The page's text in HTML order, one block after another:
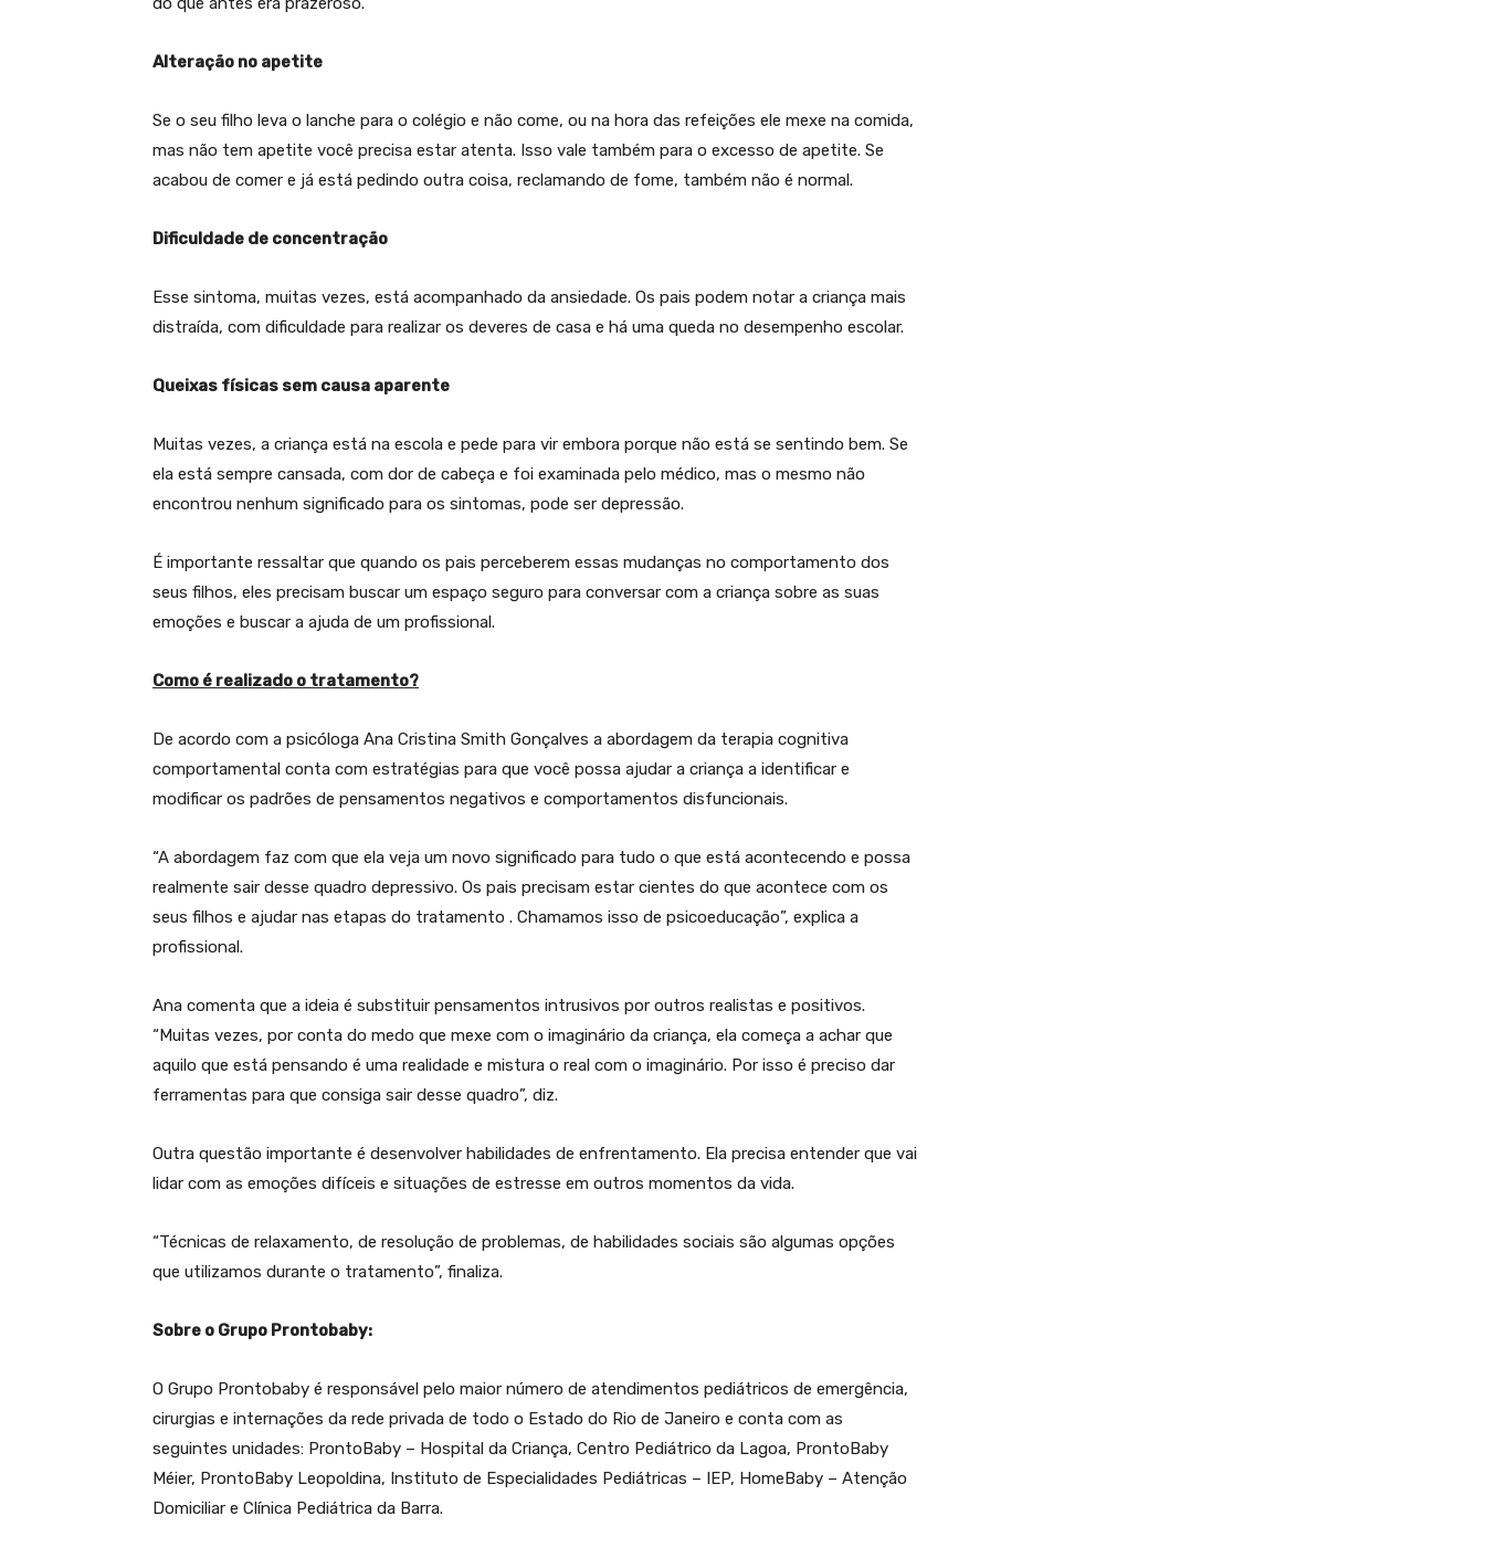
Alteração no apetite
Se o seu filho leva o lanche para o colégio e não come, ou na hora das refeições ele mexe na comida,
mas não tem apetite você precisa estar atenta. Isso vale também para o excesso de apetite. Se
acabou de comer e já está pedindo outra coisa, reclamando de fome, também não é normal.
Dificuldade de concentração
Esse sintoma, muitas vezes, está acompanhado da ansiedade. Os pais podem notar a criança mais
distraída, com dificuldade para realizar os deveres de casa e há uma queda no desempenho escolar.
Queixas físicas sem causa aparente
Muitas vezes, a criança está na escola e pede para vir embora porque não está se sentindo bem. Se
ela está sempre cansada, com dor de cabeça e foi examinada pelo médico, mas o mesmo não
encontrou nenhum significado para os sintomas, pode ser depressão.
É importante ressaltar que quando os pais perceberem essas mudanças no comportamento dos
seus filhos, eles precisam buscar um espaço seguro para conversar com a criança sobre as suas
emoções e buscar a ajuda de um profissional.
Como é realizado o tratamento?
De acordo com a psicóloga Ana Cristina Smith Gonçalves a abordagem da terapia cognitiva
comportamental conta com estratégias para que você possa ajudar a criança a identificar e
modificar os padrões de pensamentos negativos e comportamentos disfuncionais.
“A abordagem faz com que ela veja um novo significado para tudo o que está acontecendo e possa
realmente sair desse quadro depressivo. Os pais precisam estar cientes do que acontece com os
seus filhos e ajudar nas etapas do tratamento . Chamamos isso de psicoeducação”, explica a
profissional.
Ana comenta que a ideia é substituir pensamentos intrusivos por outros realistas e positivos.
“Muitas vezes, por conta do medo que mexe com o imaginário da criança, ela começa a achar que
aquilo que está pensando é uma realidade e mistura o real com o imaginário. Por isso é preciso dar
ferramentas para que consiga sair desse quadro”, diz.
Outra questão importante é desenvolver habilidades de enfrentamento. Ela precisa entender que vai
lidar com as emoções difíceis e situações de estresse em outros momentos da vida.
“Técnicas de relaxamento, de resolução de problemas, de habilidades sociais são algumas opções
que utilizamos durante o tratamento”, finaliza.
Sobre o Grupo Prontobaby:
O Grupo Prontobaby é responsável pelo maior número de atendimentos pediátricos de emergência,
cirurgias e internações da rede privada de todo o Estado do Rio de Janeiro e conta com as
seguintes unidades: ProntoBaby – Hospital da Criança, Centro Pediátrico da Lagoa, ProntoBaby
Méier, ProntoBaby Leopoldina, Instituto de Especialidades Pediátricas – IEP, HomeBaby – Atenção
Domiciliar e Clínica Pediátrica da Barra.